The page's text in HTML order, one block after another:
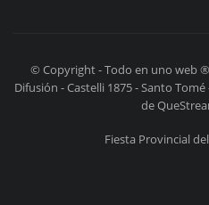
© Copyright - Todo en uno web
Difusión - Castelli 1875 - Santo
de
Fiesta Provincial